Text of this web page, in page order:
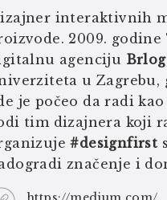
interaktivnih
2009.
agenciju Brlog
u Zagrebu,
je počeo da radi
tim dizajnera koji
#designfirst
značenje i